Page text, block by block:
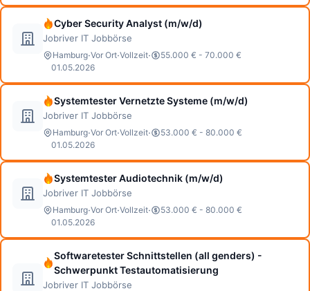
Cyber Security Analyst (m/w/d)
Jobriver IT Jobbörse
Hamburg·Vor Ort·Vollzeit·
55.000 € - 70.000 €
01.05.2026
Systemtester Vernetzte Systeme (m/w/d)
Jobriver IT Jobbörse
Hamburg·Vor Ort·Vollzeit·
53.000 € - 80.000 €
01.05.2026
Systemtester Audiotechnik (m/w/d)
Jobriver IT Jobbörse
Hamburg·Vor Ort·Vollzeit·
53.000 € - 80.000 €
01.05.2026
Softwaretester Schnittstellen (all genders) -
Schwerpunkt Testautomatisierung
Jobriver IT Jobbörse